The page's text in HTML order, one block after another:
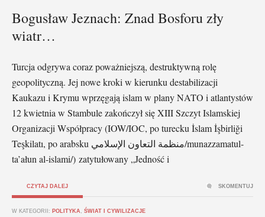
Bogusław Jeznach: Znad Bosforu zły
wiatr…
Turcja odgrywa coraz poważniejszą, destruktywną rolę
geopolityczną. Jej nowe kroki w kierunku destabilizacji
Kaukazu i Krymu wprzęgają islam w plany NATO i atlantystów
12 kwietnia w Stambule zakończył się XIII Szczyt Islamskiej
Organizacji Współpracy (IOW/IOC, po turecku İslam İşbirliği
Teşkilatı, po arabsku منظمة التعاون الإسلامي/munazzamatul-
ta’ałun al-islami/) zatytułowany „Jedność i
CZYTAJ DALEJ
W KATEGORII: POLITYKA ŚWIAT I CYWILIZACJE
SKOMENTUJ